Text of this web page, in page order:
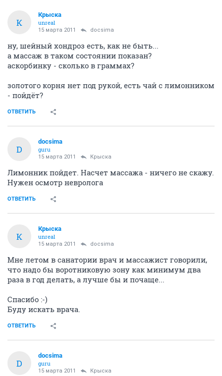
К
Крыска
unreal
15 марта 2011 docsima
ну, шейный хондроз есть, как не быть...
а массаж в таком состоянии показан?
аскорбинку - сколько в граммах?
золотого корня нет под рукой, есть чай с лимонником
- пойдёт?
ОТВЕТИТЬ
D
docsima
guru
15 марта 2011 Крыска
Лимонник пойдет. Насчет массажа - ничего не скажу.
Нужен осмотр невролога
ОТВЕТИТЬ
К
Крыска
unreal
15 марта 2011 docsima
Мне летом в санатории врач и массажист говорили,
что надо бы воротниковую зону как минимум два
раза в год делать, а лучше бы и почаще...
Спасибо :-)
Буду искать врача.
ОТВЕТИТЬ
D
docsima
guru
15 марта 2011 Крыска